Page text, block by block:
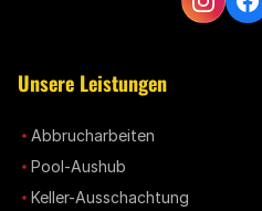
Unsere Leistungen
Abbrucharbeiten
Pool-Aushub
Keller-Ausschachtung